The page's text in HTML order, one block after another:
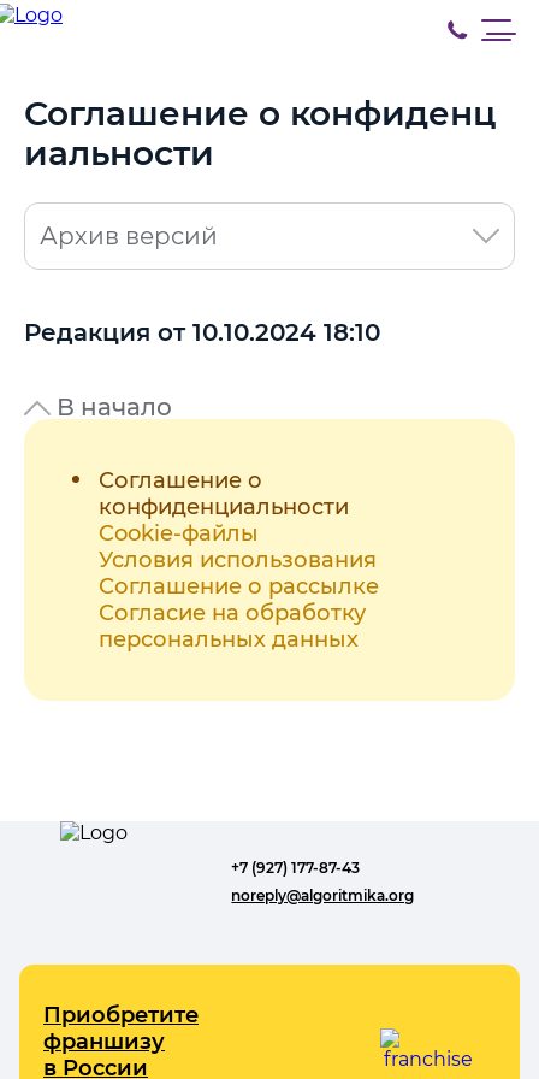
Соглашение о конфиденц
иальности
Архив версий
Редакция от 10.10.2024 18:10
В начало
Соглашение о
конфиденциальности
Cookie-файлы
Условия использования
Соглашение о рассылке
Согласие на обработку
персональных данных
+7 (927) 177-87-43
noreply@algoritmika.org
Приобретите
франшизу
в России